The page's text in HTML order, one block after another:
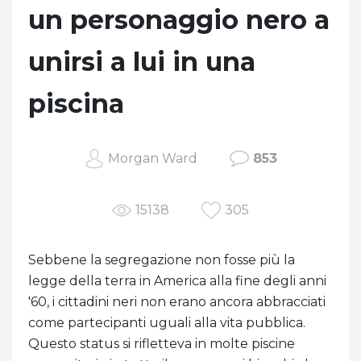
un personaggio nero a
unirsi a lui in una
piscina
Morgan Ward 853
15138 305
Sebbene la segregazione non fosse più la
legge della terra in America alla fine degli anni
'60, i cittadini neri non erano ancora abbracciati
come partecipanti uguali alla vita pubblica.
Questo status si rifletteva in molte piscine